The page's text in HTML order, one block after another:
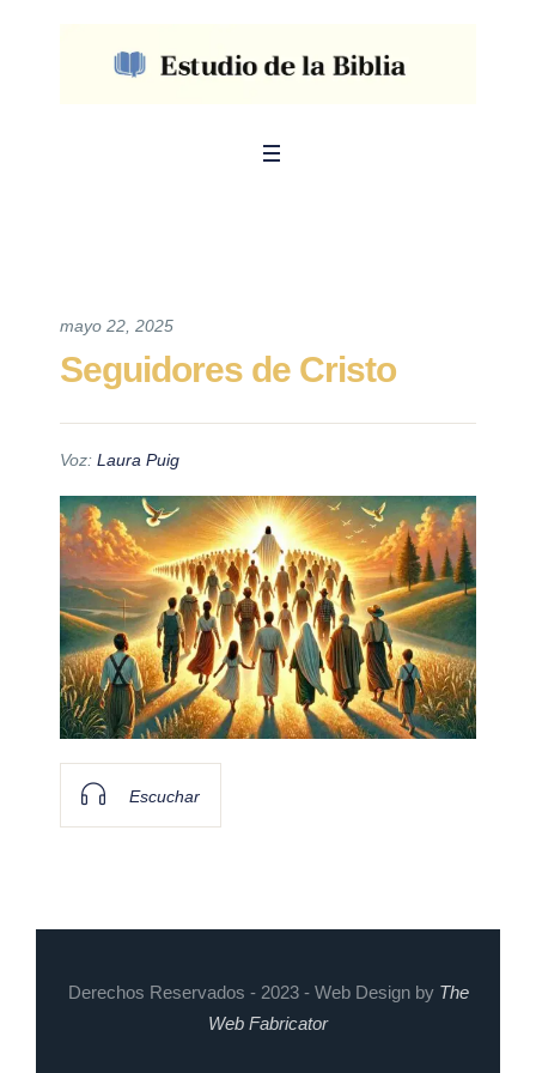
mayo 22, 2025
Seguidores de Cristo
Voz: Laura Puig
Escuchar
Derechos Reservados - 2023 - Web Design by The
Web Fabricator